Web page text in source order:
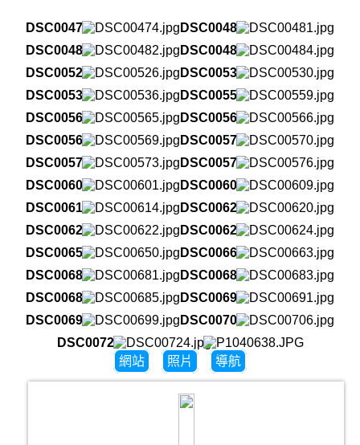
DSC00474
DSC00481
DSC00482
DSC00484
DSC00526
DSC00530
DSC00536
DSC00559
DSC00565
DSC00566
DSC00569
DSC00570
DSC00573
DSC00576
DSC00601
DSC00609
DSC00614
DSC00620
DSC00622
DSC00624
DSC00650
DSC00663
DSC00681
DSC00683
DSC00685
DSC00691
DSC00699
DSC00706
DSC00724
網站
照片 導航